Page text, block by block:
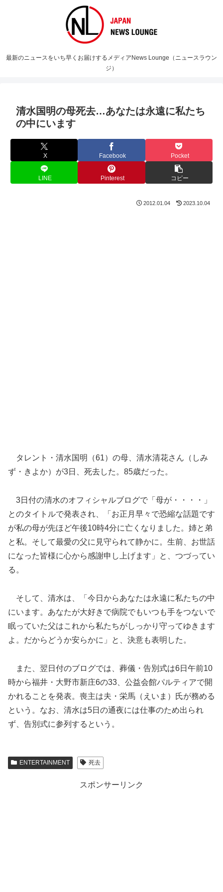
最新のニュースをいち早くお届けするメディアNews Lounge（ニュースラウン
ジ）
清水国明の母死去…あなたは永遠に私たち
の中にいます
X Facebook Pocket
LINE Pinterest コピー
2012.01.04 2023.10.04
タレント・清水国明（61）の母、清水清花さん（しみ
ず・きよか）が3日、死去した。85歳だった。
3日付の清水のオフィシャルブログで「母が・・・・」
とのタイトルで発表され、「お正月早々で恐縮な話題です
が私の母が先ほど午後10時4分に亡くなりました。姉と弟
と私。そして最愛の父に見守られて静かに。生前、お世話
になった皆様に心から感謝申し上げます」と、つづってい
る。
そして、清水は、「今日からあなたは永遠に私たちの中
にいます。あなたが大好きで病院でもいつも手をつないで
眠っていた父はこれから私たちがしっかり守ってゆきます
よ。だからどうか安らかに」と、決意も表明した。
また、翌日付のブログでは、葬儀・告別式は6日午前10
時から福井・大野市新庄6の33、公益会館パルティアで開
かれることを発表。喪主は夫・栄馬（えいま）氏が務める
という。なお、清水は5日の通夜には仕事のため出られ
ず、告別式に参列するという。
ENTERTAINMENT 死去
スポンサーリンク